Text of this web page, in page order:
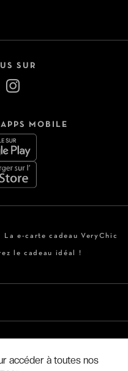
SUR
MOBILE
La e-carte cadeau VeryChic
le cadeau idéal !
accéder à toutes nos